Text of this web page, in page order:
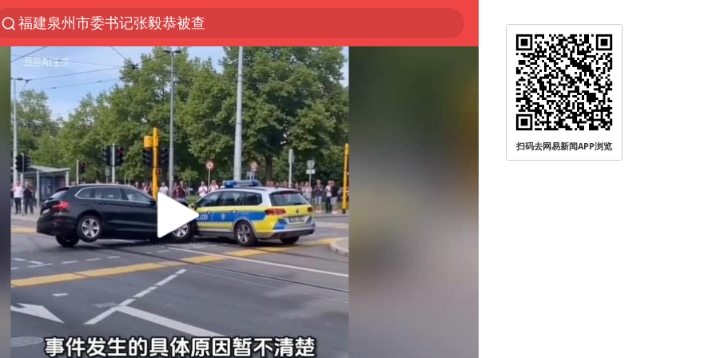
福建泉州市委书记张毅恭被查
“电影+”如何激发千亿级消费新活力？
全球首个长时储能一体化产业园量产
台风白海豚已进入24小时警戒线
“秋天的第一杯奶茶”6岁了
上海：台风白海豚或将带来龙卷风
四川宜宾高县4.9级地震致1死
国乒男单横滨冠军赛全军覆没
38岁演员求职万岁山NPC成功
胡彦斌获《歌手2026》歌王
U17国足三连胜晋级明日之星半决赛
扫码去网易新闻APP浏览